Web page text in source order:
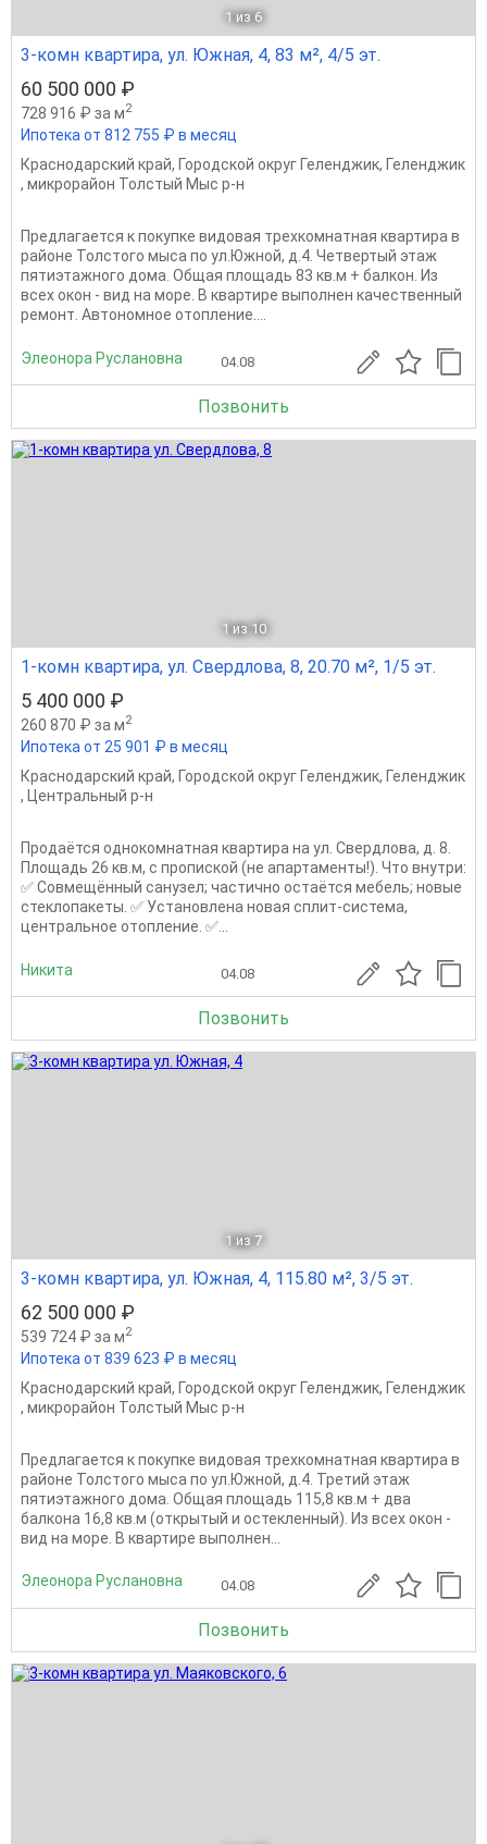
1 из 6
3-комн квартира, ул. Южная, 4, 83 м², 4/5 эт.
60 500 000 ₽
728 916 ₽ за м2
Ипотека от 812 755 ₽ в месяц
Краснодарский край, Городской округ Геленджик, Геленджик
, микрорайон Толстый Мыс р-н
Предлагается к покупке видовая трехкомнатная квартира в
районе Толстого мыса по ул.Южной, д.4. Четвертый этаж
пятиэтажного дома. Общая площадь 83 кв.м + балкон. Из
всех окон - вид на море. В квартире выполнен качественный
ремонт. Автономное отопление....
Элеонора Руслановна 04.08
Позвонить
1 из 10
1-комн квартира, ул. Свердлова, 8, 20.70 м², 1/5 эт.
5 400 000 ₽
260 870 ₽ за м2
Ипотека от 25 901 ₽ в месяц
Краснодарский край, Городской округ Геленджик, Геленджик
,
Центральный р-н
Продаётся однокомнатная квартира на ул. Свердлова, д. 8.
Площадь 26 кв.м, с пропиской (не апартаменты!). Что внутри:
✅ Совмещённый санузел; частично остаётся мебель; новые
стеклопакеты. ✅ Установлена новая сплит-система,
центральное отопление. ✅...
Никита 04.08
Позвонить
1 из 7
3-комн квартира, ул. Южная, 4, 115.80 м², 3/5 эт.
62 500 000 ₽
539 724 ₽ за м2
Ипотека от 839 623 ₽ в месяц
Краснодарский край, Городской округ Геленджик, Геленджик
, микрорайон Толстый Мыс р-н
Предлагается к покупке видовая трехкомнатная квартира в
районе Толстого мыса по ул.Южной, д.4. Третий этаж
пятиэтажного дома. Общая площадь 115,8 кв.м + два
балкона 16,8 кв.м (открытый и остекленный). Из всех окон -
вид на море. В квартире выполнен...
Элеонора Руслановна 04.08
Позвонить